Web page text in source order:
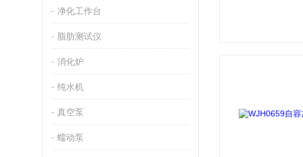
净化工作台
脂肪测试仪
消化炉
纯水机
真空泵
蠕动泵